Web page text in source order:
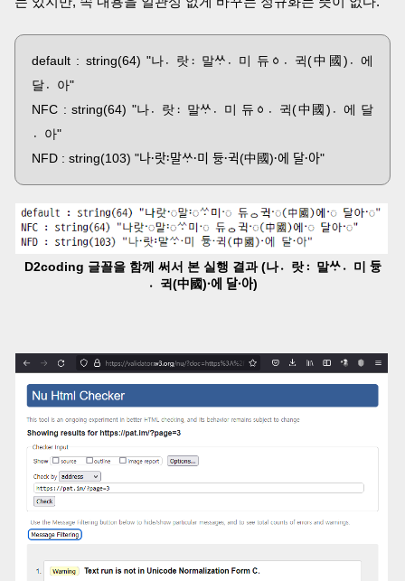
default : string(64) "나랏〮말〯ᄊᆞ미〮 듀ᇰ귁〮(中國)에〮
달아〮"
NFC : string(64) "나랏〮말〯ᄊᆞ미〮 듀ᇰ귁〮(中國)에〮 달
아〮"
NFD : string(103) "나랏〮말〯ᄊᆞ미〮 듀ᇰ귁〮(中國)에〮 달아〮"
D2coding 글꼴을 함께 써서 본 실행 결과 (나랏〮말〯ᄊᆞ미〮 듀ᇰ
귁〮(中國)에〮 달아〮)